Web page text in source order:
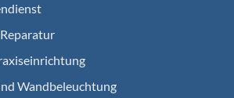
Wandbeleuchtung